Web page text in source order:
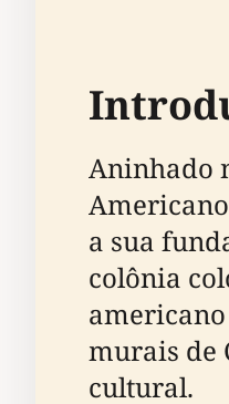
Aninhado
a sua
colônia
murais de
cultural.